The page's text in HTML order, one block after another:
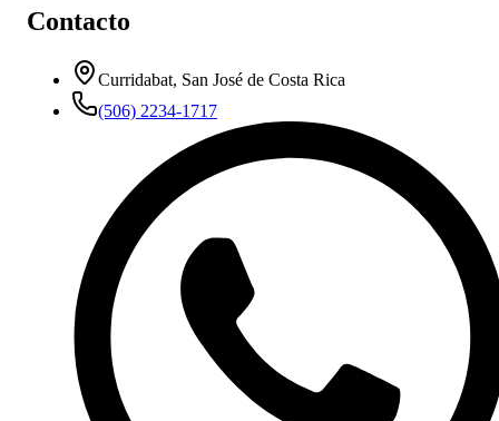
Contacto
Curridabat, San José de Costa Rica
(506) 2234-1717